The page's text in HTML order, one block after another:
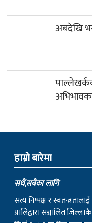
सधैं,सबैका लागि
बि.सं २०७२ मा दिप खबर
परिमार्जित गरेर ‘म्याग्दी
म्याग्दी न्युज डटकम तपाई
सम्प्रेषण गर्दै आइरहेको छ ।
राष्ट्रियता, लोकतन्त्र,
सवालमा म्याग्दी न्युजले
समाचार, सूचना र विचार
गर्ने हाम्रो आभियानको हिस्सा
हाम्रो टिम